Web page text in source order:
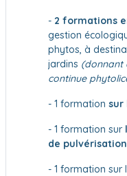
- 2 formations
gestion
phytos, à
jardins (donnant
continue
- 1 formation sur
- 1 formation sur
de pulvérisation
- 1 formation sur